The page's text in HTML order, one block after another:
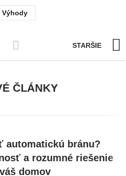
Výhody
STARŠIE
ČLÁNKY
automatickú bránu?
a rozumné riešenie
domov